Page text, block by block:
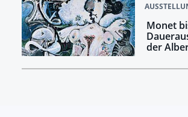
Monet
der